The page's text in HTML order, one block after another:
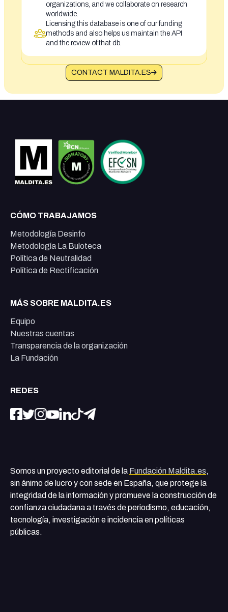
organizations, and we collaborate on research
worldwide.
Licensing this database is one of our funding
methods and also helps us maintain the API
and the review of that db.
CONTACT MALDITA.ES
CÓMO TRABAJAMOS
Metodología Desinfo
Metodología La Buloteca
Política de Neutralidad
Política de Rectificación
MÁS SOBRE MALDITA.ES
Equipo
Nuestras cuentas
Transparencia de la organización
La Fundación
REDES
Somos un proyecto editorial de la Fundación Maldita.es,
sin ánimo de lucro y con sede en España, que protege la
integridad de la información y promueve la construcción de
confianza ciudadana a través de periodismo, educación,
tecnología, investigación e incidencia en políticas
públicas.